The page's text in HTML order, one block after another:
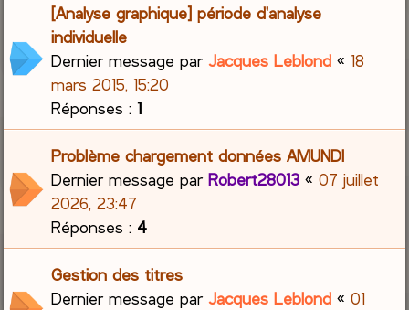
[Analyse graphique] période d'analyse
individuelle
Dernier message parJacques Leblond « 18
mars 2015, 15:20
Réponses :1
Problème chargement données AMUNDI
Dernier message parRobert28013 «07 juillet
2026, 23:47
Réponses : 4
Gestion des titres
Dernier message parJacques Leblond «01